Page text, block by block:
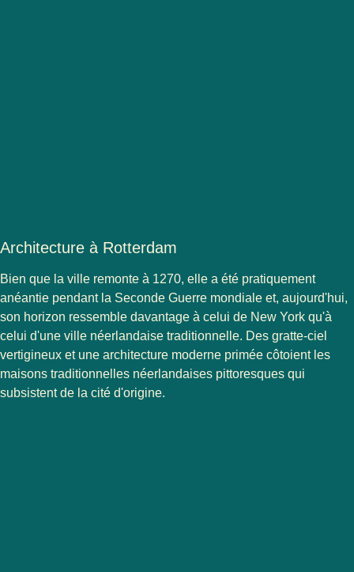
Architecture à Rotterdam
Bien que la ville remonte à 1270, elle a été pratiquement
anéantie pendant la Seconde Guerre mondiale et, aujourd'hui,
son horizon ressemble davantage à celui de New York qu'à
celui d'une ville néerlandaise traditionnelle. Des gratte-ciel
vertigineux et une architecture moderne primée côtoient les
maisons traditionnelles néerlandaises pittoresques qui
subsistent de la cité d'origine.